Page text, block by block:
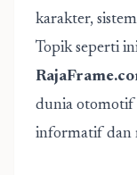
karakter,
Topik seperti
dunia otomotif
informatif dan